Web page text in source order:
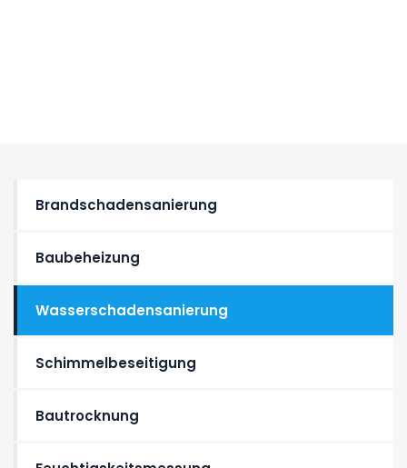
Brandschadensanierung
Baubeheizung
Wasser­schaden­sanierung
Schimmelbeseitigung
Bautrocknung